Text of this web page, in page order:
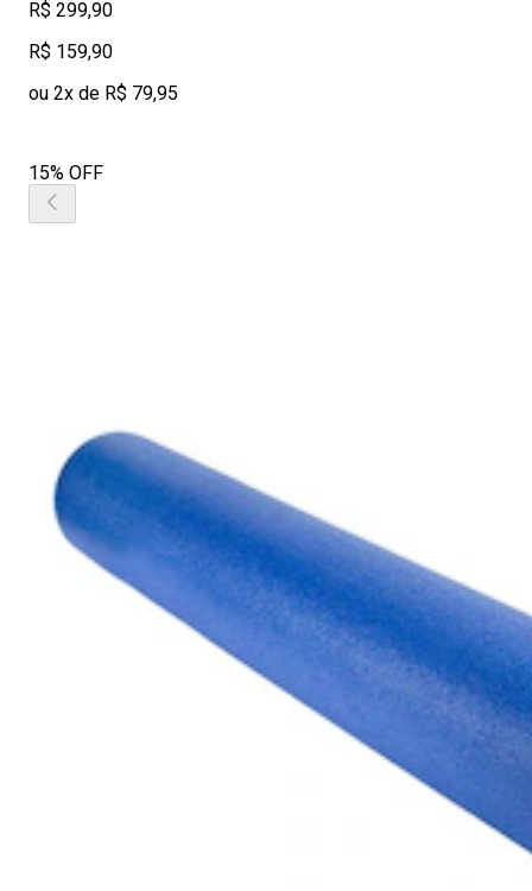
R$ 299,90
R$ 159,90
ou 2x de R$ 79,95
15% OFF